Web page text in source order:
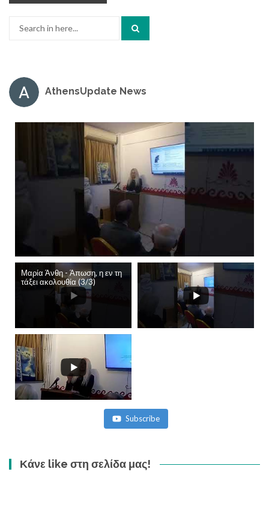
AthensUpdate News
Μαρία Άνθη - Άπωση, η εν τη
τάξει ακολουθία (3/3)
Subscribe
Κάνε like στη σελίδα μας!